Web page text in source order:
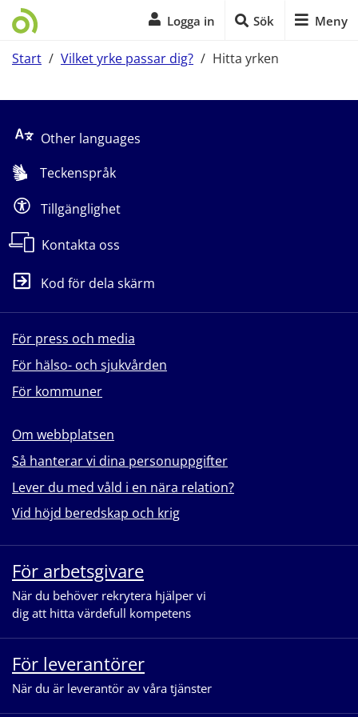
Logga in Sök Meny
Start / Vilket yrke passar dig? / Hitta yrken
Other languages
Teckenspråk
Tillgänglighet
Kontakta oss
Kod för dela skärm
För press och media
För hälso- och sjukvården
För kommuner
Om webbplatsen
Så hanterar vi dina personuppgifter
Lever du med våld i en nära relation?
Vid höjd beredskap och krig
För arbetsgivare
När du behöver rekrytera hjälper vi
dig att hitta värdefull kompetens
För leverantörer
När du är leverantör av våra tjänster